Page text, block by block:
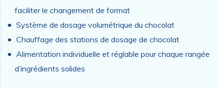
faciliter le changement de format
Système de dosage volumétrique du chocolat
Chauffage des stations de dosage de chocolat
Alimentation individuelle et réglable pour chaque rangée
d’ingrédients solides